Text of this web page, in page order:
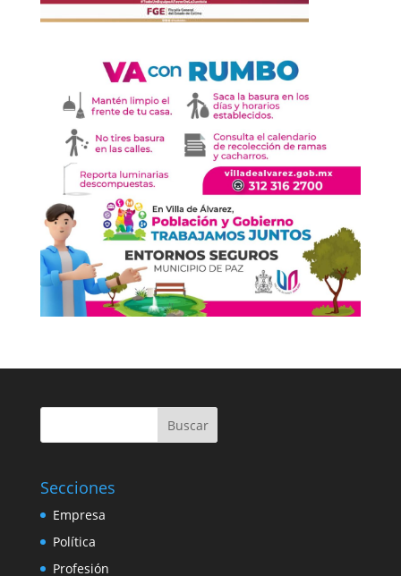
Buscar
Secciones
Empresa
Política
Profesión